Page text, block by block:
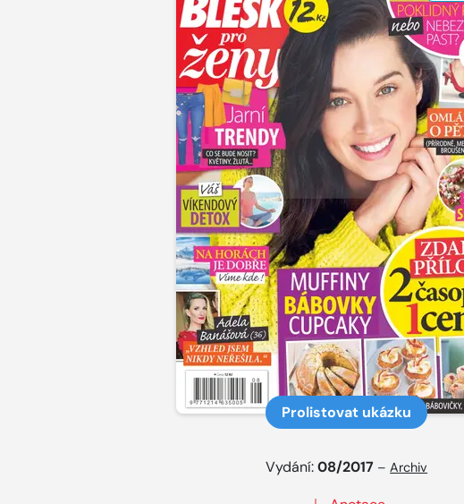
Prolistovat ukázku
Vydání:08/2017 –Archiv